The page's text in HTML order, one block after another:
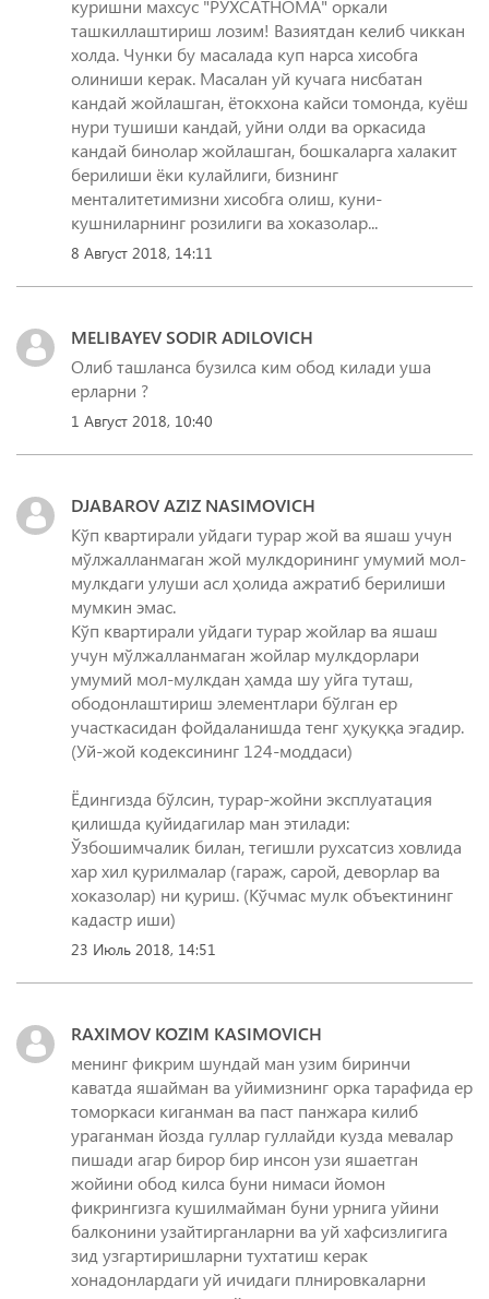
куришни махсус "РУХСАТНОМА" оркали
ташкиллаштириш лозим! Вазиятдан келиб чиккан
холда. Чунки бу масалада куп нарса хисобга
олиниши керак. Масалан уй кучага нисбатан
кандай жойлашган, ётокхона кайси томонда, куёш
нури тушиши кандай, уйни олди ва оркасида
кандай бинолар жойлашган, бошкаларга халакит
берилиши ёки кулайлиги, бизнинг
менталитетимизни хисобга олиш, куни-
8 Август 2018, 14:11
MELIBAYEV SODIR ADILOVICH
Олиб ташланса бузилса ким обод килади уша
ерларни ?
1 Август 2018, 10:40
DJABAROV AZIZ NASIMOVICH
Кўп квартирали уйдаги турар жой ва яшаш учун
мўлжалланмаган жой мулкдорининг умумий мол-
мулкдаги улуши асл ҳолида ажратиб берилиши
мумкин эмас.
Кўп квартирали уйдаги турар жойлар ва яшаш
учун мўлжалланмаган жойлар мулкдорлари
умумий мол-мулкдан ҳамда шу уйга туташ,
ободонлаштириш элементлари бўлган ер
участкасидан фойдаланишда тенг ҳуқуққа эгадир.
(Уй-жой кодексининг 124-моддаси)
Ёдингизда бўлсин, турар-жойни эксплуатация
қилишда қуйидагилар ман этилади:
Ўзбошимчалик билан, тегишли рухсатсиз ховлида
хар хил қурилмалар (гараж, сарой, деворлар ва
хоказолар) ни қуриш. (Кўчмас мулк объектининг
кадастр иши)
23 Июль 2018, 14:51
RAXIMOV KOZIM KASIMOVICH
менинг фикрим шундай ман узим биринчи
каватда яшайман ва уйимизнинг орка тарафида ер
томоркаси киганман ва паст панжара килиб
ураганман йозда гуллар гуллайди кузда мевалар
пишади агар бирор бир инсон узи яшаетган
жойини обод килса буни нимаси йомон
фикрингизга кушилмайман буни урнига уйини
балконини узайтирганларни ва уй хафсизлигига
зид узгартиришларни тухтатиш керак
хонадонлардаги уй ичидаги плнировкаларни